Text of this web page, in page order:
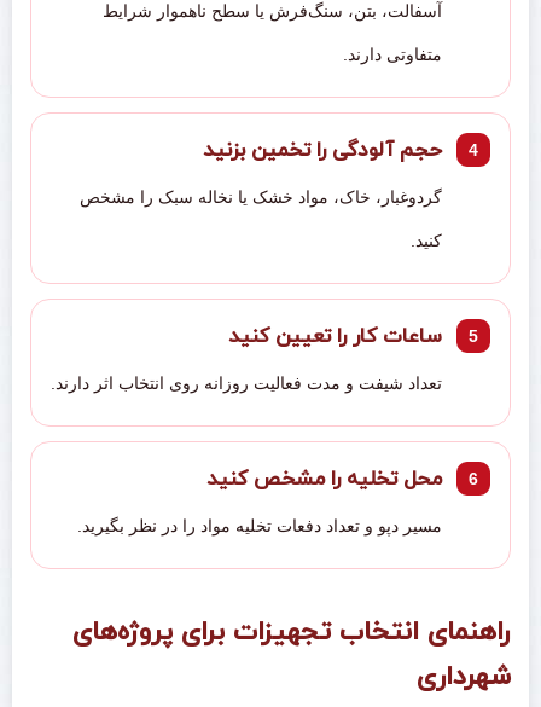
آسفالت، بتن، سنگ‌فرش یا سطح ناهموار شرایط
متفاوتی دارند.
حجم آلودگی را تخمین بزنید
گردوغبار، خاک، مواد خشک یا نخاله سبک را مشخص
کنید.
ساعات کار را تعیین کنید
تعداد شیفت و مدت فعالیت روزانه روی انتخاب اثر دارند.
محل تخلیه را مشخص کنید
مسیر دپو و تعداد دفعات تخلیه مواد را در نظر بگیرید.
راهنمای انتخاب تجهیزات برای پروژه‌های
شهرداری